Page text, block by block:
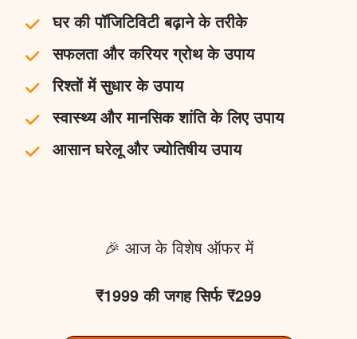
घर की पॉजिटिविटी बढ़ाने के तरीके
सफलता और करियर ग्रोथ के उपाय
रिश्तों में सुधार के उपाय
स्वास्थ्य और मानसिक शांति के लिए उपाय
आसान घरेलू और ज्योतिषीय उपाय
🎉 आज के विशेष ऑफर में
₹1999 की जगह सिर्फ ₹299